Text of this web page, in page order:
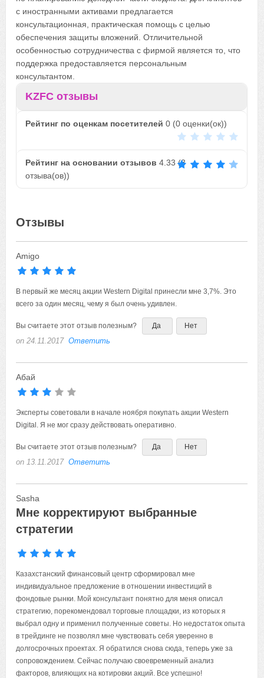
с иностранными активами предлагается
консультационная, практическая помощь с целью
обеспечения защиты вложений. Отличительной
особенностью сотрудничества с фирмой является то, что
поддержка предоставляется персональным
консультантом.
KZFC отзывы
Рейтинг по оценкам посетителей 0 (0 оценки(ок))
Рейтинг на основании отзывов 4.33 (3
отзыва(ов))
Отзывы
Amigo
В первый же месяц акции Western Digital принесли мне 3,7%.
Вы считаете этот отзыв полезным? Да Нет
on 24.11.2017 Ответить
Абай
Эксперты советовали в начале ноября покупать акции Western Digital.
Вы считаете этот отзыв полезным? Да Нет
on 13.11.2017 Ответить
Sasha
Мне корректируют выбранные
стратегии
Казахстанский финансовый центр сформировал мне
индивидуальное предложение в отношении инвестиций в
фондовые рынки. Мой консультант понятно для меня описал
стратегию, порекомендовал торговые площадки, из которых я
выбрал одну и применил полученные советы. Но недостаток опыта
в трейдинге не позволял мне чувствовать себя уверенно в
долгосрочных проектах. Я обратился снова сюда, теперь уже за
сопровождением. Сейчас получаю своевременный анализ
факторов, влияющих на котировки акций. Все успешно!